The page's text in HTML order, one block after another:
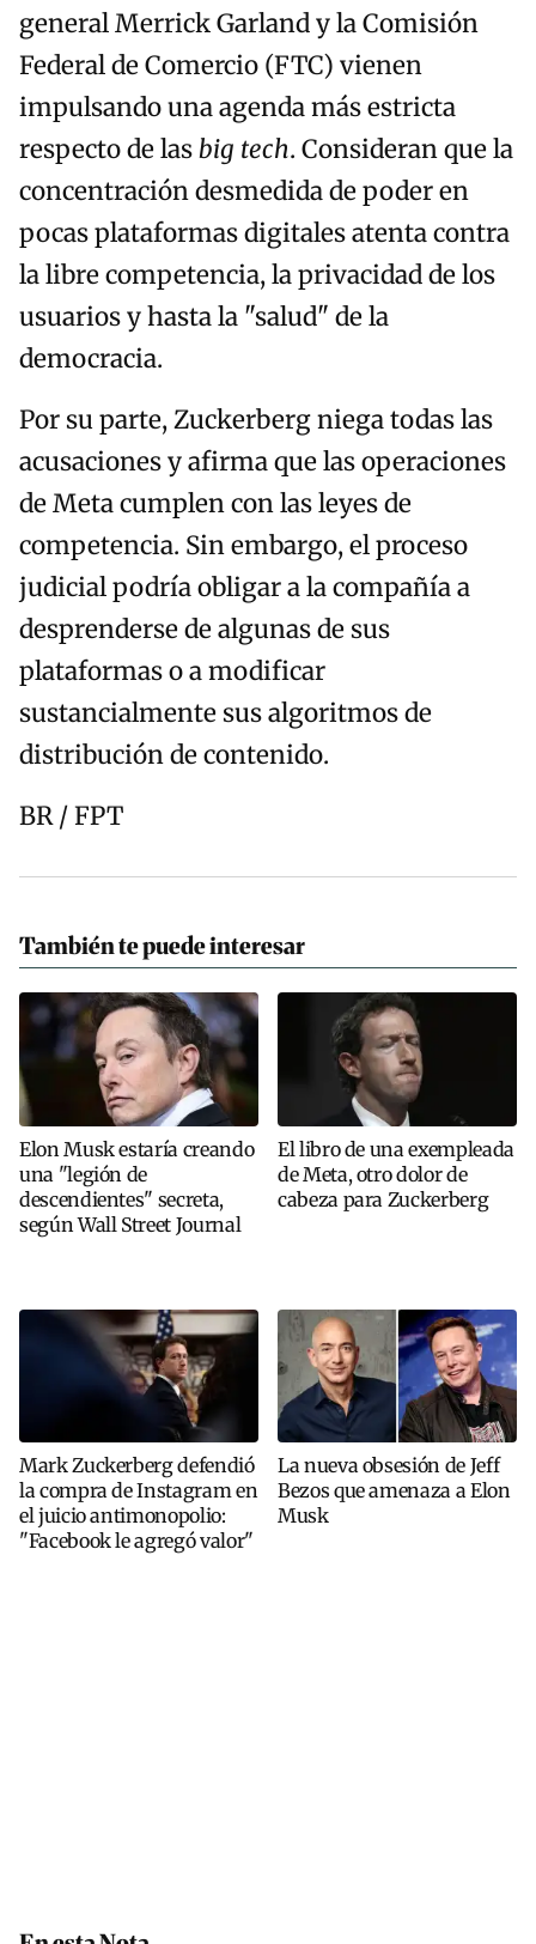
general Merrick Garland y la Comisión
Federal de Comercio (FTC) vienen
impulsando una agenda más estricta
respecto de lasbig tech. Consideran que la
concentración desmedida de poder en
pocas plataformas digitales atenta contra
la libre competencia, la privacidad de los
usuarios y hasta la "salud" de la
democracia.
Por su parte, Zuckerberg niega todas las
acusaciones y afirma que las operaciones
de Meta cumplen con las leyes de
competencia. Sin embargo, el proceso
judicial podría obligar a la compañía a
desprenderse de algunas de sus
plataformas o a modificar
sustancialmente sus algoritmos de
distribución de contenido.
BR / FPT
También te puede interesar
Elon Musk estaría creando
una "legión de
descendientes" secreta,
según Wall Street Journal
El libro de una exempleada
de Meta, otro dolor de
cabeza para Zuckerberg
Mark Zuckerberg defendió
la compra de Instagram en
el juicio antimonopolio:
"Facebook le agregó valor"
La nueva obsesión de Jeff
Bezos que amenaza a Elon
Musk